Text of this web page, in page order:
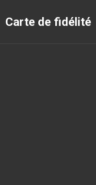
Carte de fidélité